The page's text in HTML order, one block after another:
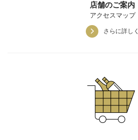
店舗のご案内
アクセスマップ
さらに詳しく